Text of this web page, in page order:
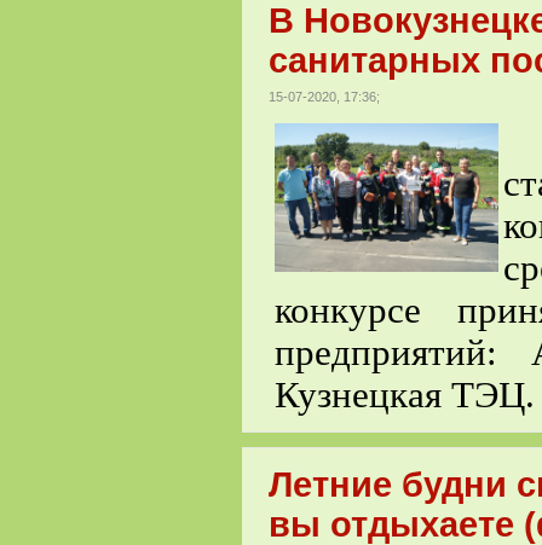
В
санитарных
15-07-2020, 17:36;
конкурсе
Кузнецкая ТЭЦ.
Летние будни
вы отдыхаете